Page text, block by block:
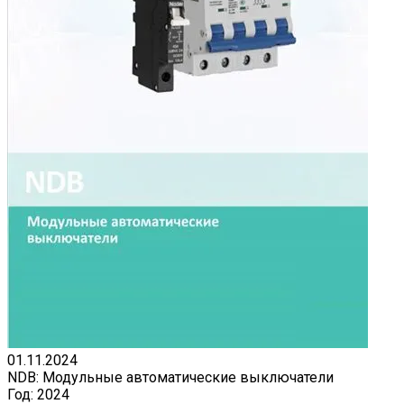
01.11.2024
NDB: Модульные автоматические выключатели
Год: 2024